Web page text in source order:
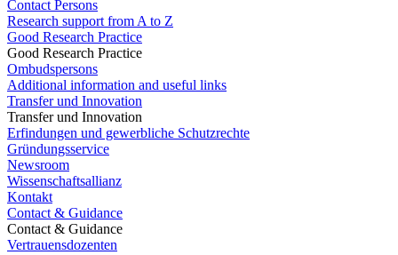
Contact Persons
Research support from A to Z
Good Research Practice
Good Research Practice
Ombudspersons
Additional information and useful links
Transfer und Innovation
Transfer und Innovation
Erfindungen und gewerbliche Schutzrechte
Gründungsservice
Newsroom
Wissenschaftsallianz
Kontakt
Contact & Guidance
Contact & Guidance
Vertrauensdozenten